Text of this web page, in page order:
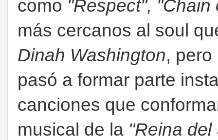
como "Respect",
más cercanos al soul
Dinah Washington,
pasó a formar parte
canciones que
musical de la "Reina del